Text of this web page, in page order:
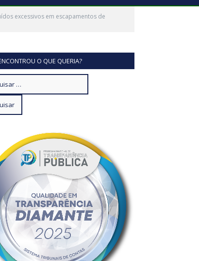
excessivos em escapamentos de
O QUE QUERIA?